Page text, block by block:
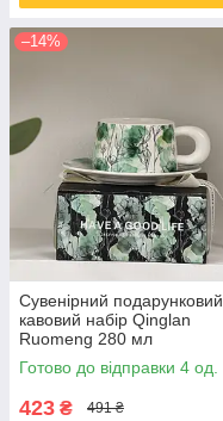
–14%
Сувенірний подарунковий
кавовий набір Qinglan
Ruomeng 280 мл
чашка+блюдце +
подарункова коробка
Готово до відправки 4 од.
423 ₴ 491 ₴